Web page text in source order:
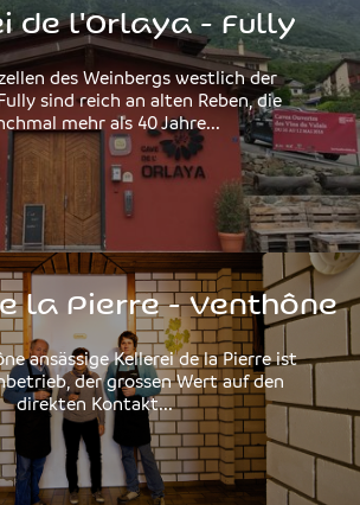
de l'Orlaya - Fully
des Weinbergs westlich der
sind reich an alten Reben, die
mehr als 40 Jahre...
la Pierre - Venthône
ansässige Kellerei de la Pierre ist
der grossen Wert auf den
direkten Kontakt...